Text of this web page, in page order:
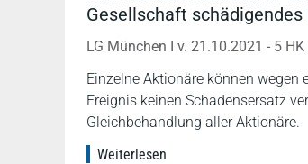
Gesellschaft schädigendes
LG München I v. 21.10.2021 - 5
Einzelne Aktionäre können
Ereignis keinen Schadensersatz
Gleichbehandlung aller Aktionäre.
Weiterlesen